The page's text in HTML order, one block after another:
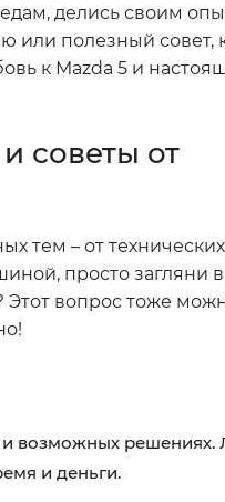
делись своим
или полезный совет,
к Mazda 5 и
советы от
тем – от
просто загляни
Этот вопрос тоже
возможных решениях.
и деньги.